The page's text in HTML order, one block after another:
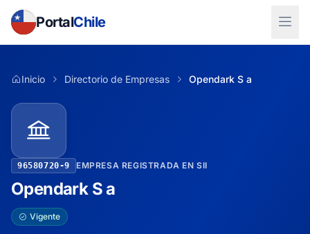
PortalChile
Inicio Directorio de Empresas Opendark S a
96580720-9 EMPRESA REGISTRADA EN SII
Opendark S a
Vigente